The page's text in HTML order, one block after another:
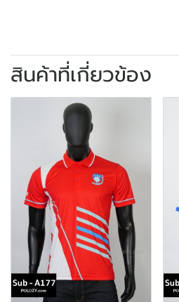
สินค้าที่เกี่ยวข้อง